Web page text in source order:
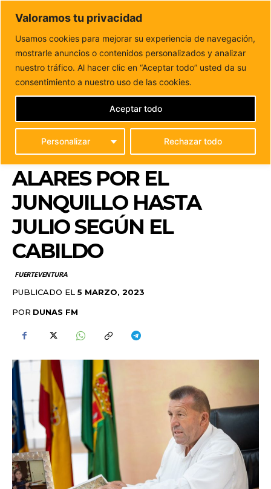
Valoramos tu privacidad
Usamos cookies para mejorar su experiencia de navegación,
mostrarle anuncios o contenidos personalizados y analizar
nuestro tráfico. Al hacer clic en “Aceptar todo” usted da su
consentimiento a nuestro uso de las cookies.
Personalizar Rechazar todo
Aceptar todo
DUNAS FM
Tu informacion de forma cercana
Inicio FUERTEVENTURA
El Ayuntamiento debe posponer
el Acondicionamiento del acceso a Los Alares por...
EL AYUNTAMIENTO
DEBE POSPONER EL
ACONDICIONAMIENTO
DEL ACCESO A LOS
ALARES POR EL
JUNQUILLO HASTA
JULIO SEGÚN EL
CABILDO
FUERTEVENTURA
PUBLICADO EL 5 MARZO, 2023
POR DUNAS FM